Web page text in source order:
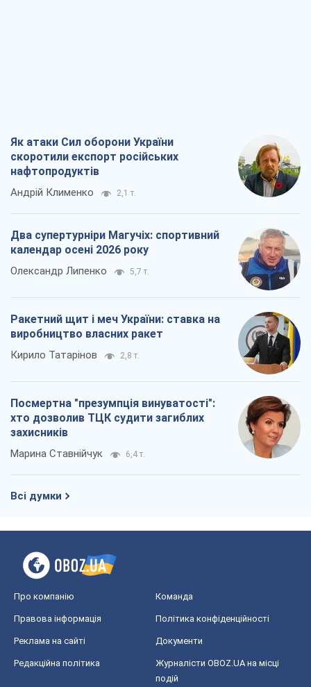
Як атаки Сил оборони України
скоротили експорт російських
нафтопродуктів
Андрій Клименко 2,1 т.
Два супертурніри Магучіх: спортивний
календар осені 2026 року
Олександр Липенко 5,7 т.
Ракетний щит і меч України: ставка на
виробництво власних ракет
Кирило Татарінов 2,8 т.
Посмертна "презумпція винуватості":
хто дозволив ТЦК судити загиблих
захисників
Марина Ставнійчук 6,4 т.
Всі думки
Про компанію Команда
Правова інформація Політика конфіденційності
Реклама на сайті Документи
Редакційна політика
Журналісти OBOZ.UA на місці
подій